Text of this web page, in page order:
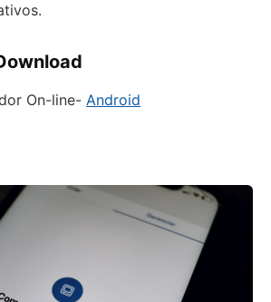
On-line- Android